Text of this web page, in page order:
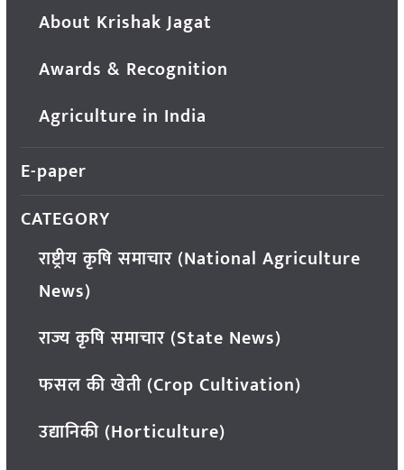
About Krishak Jagat
Awards & Recognition
Agriculture in India
E-paper
CATEGORY
राष्ट्रीय कृषि समाचार (National Agriculture
News)
राज्य कृषि समाचार (State News)
फसल की खेती (Crop Cultivation)
उद्यानिकी (Horticulture)